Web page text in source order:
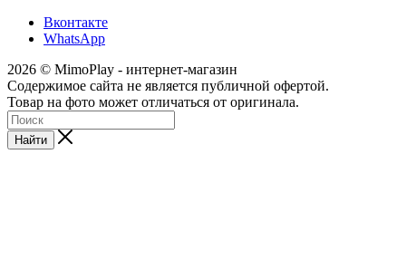
Вконтакте
WhatsApp
2026 © MimoPlay - интернет-магазин
Содержимое сайта не является публичной офертой.
Товар на фото может отличаться от оригинала.
Найти